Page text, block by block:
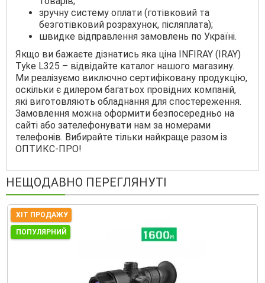
зручну систему оплати (готівковий та
безготівковий розрахунок, післяплата);
швидке відправлення замовлень по Україні.
Якщо ви бажаєте дізнатись яка ціна INFIRAY (IRAY)
Tyke L325 – відвідайте каталог нашого магазину.
Ми реалізуємо виключно сертифіковану продукцію,
оскільки є дилером багатьох провідних компаній,
які виготовляють обладнання для спостереження.
Замовлення можна оформити безпосередньо на
сайті або зателефонувати нам за номерами
телефонів. Вибирайте тільки найкраще разом із
ОПТИКС-ПРО!
НЕЩОДАВНО ПЕРЕГЛЯНУТІ
ХІТ ПРОДАЖУ
ПОПУЛЯРНИЙ